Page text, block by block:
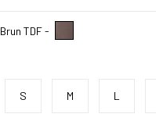
Brun TDF-
S M L